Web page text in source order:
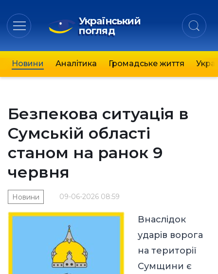
Український
погляд
Новини Аналітика Громадське життя
Безпекова ситуація в
Сумській області
станом на ранок 9
червня
09-06-2026 08:59
Новини
Внаслідок
ударів ворога
на території
Сумщини є